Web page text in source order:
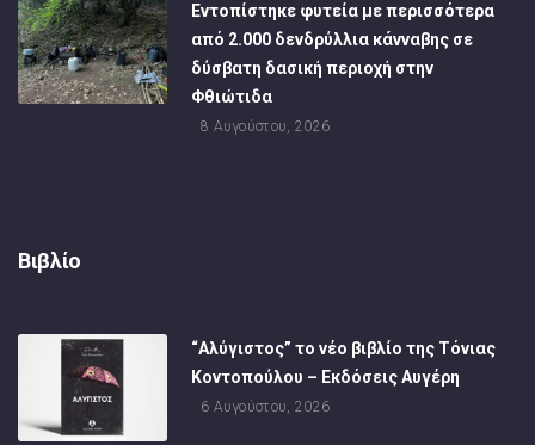
Εντοπίστηκε φυτεία με περισσότερα
από 2.000 δενδρύλλια κάνναβης σε
δύσβατη δασική περιοχή στην
Φθιώτιδα
8 Αυγούστου, 2026
Βιβλίο
“Αλύγιστος” το νέο βιβλίο της Τόνιας
Κοντοπούλου – Εκδόσεις Αυγέρη
6 Αυγούστου, 2026